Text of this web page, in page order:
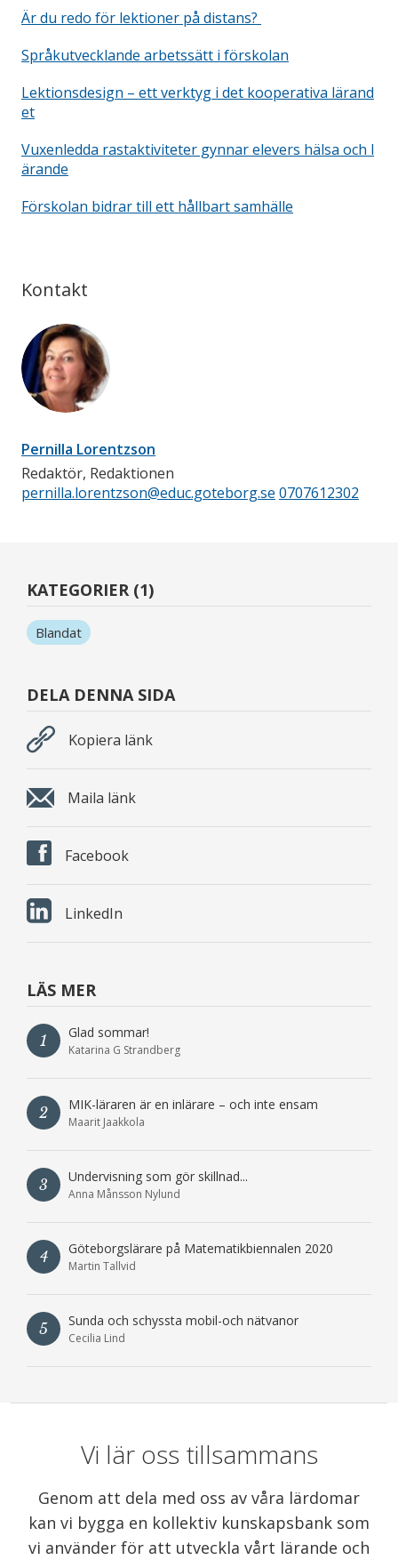
Är du redo för lektioner på distans?
Språkutvecklande arbetssätt i förskolan
Lektionsdesign – ett verktyg i det kooperativa lärand
et
Vuxenledda rastaktiviteter gynnar elevers hälsa och l
ärande
Förskolan bidrar till ett hållbart samhälle
Kontakt
Pernilla Lorentzson
Redaktör, Redaktionen
pernilla.lorentzson@educ.goteborg.se 0707612302
KATEGORIER (1)
Blandat
DELA DENNA SIDA
Kopiera länk
Maila länk
Facebook
LinkedIn
LÄS MER
1 Glad sommar!
Katarina G Strandberg
2 MIK-läraren är en inlärare – och inte ensam
Maarit Jaakkola
3 Undervisning som gör skillnad...
Anna Månsson Nylund
4 Göteborgslärare på Matematikbiennalen 2020
Martin Tallvid
5 Sunda och schyssta mobil-och nätvanor
Cecilia Lind
Vi lär oss tillsammans
Genom att dela med oss av våra lärdomar
kan vi bygga en kollektiv kunskapsbank som
vi använder för att utveckla vårt lärande och